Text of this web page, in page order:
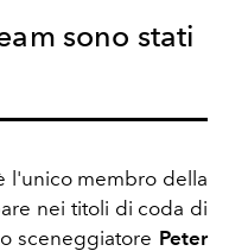
sono stati
l'unico membro della
nei titoli di coda di
sceneggiatore Peter